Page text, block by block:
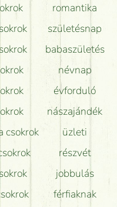
friss a csokor?
boltban?
csokrok
romantika
születésnap
babaszületés
névnap
évforduló
nászajándék
üzleti
részvét
jobbulás
férfiaknak